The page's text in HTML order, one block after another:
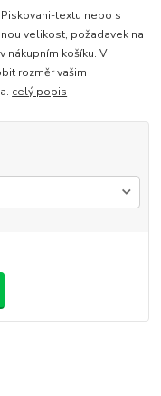
textu nebo s
velikost, požadavek na
nákupním košíku. V
rozměr vašim
celý popis